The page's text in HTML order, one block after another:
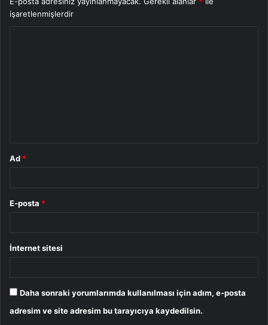
işaretlenmişlerdir
Ad *
E-posta *
İnternet sitesi
Daha sonraki yorumlarımda kullanılması için adım, e-posta
adresim ve site adresim bu tarayıcıya kaydedilsin.